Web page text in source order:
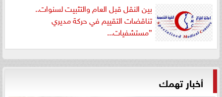
بين النقل قبل العام والتثبيت لسنوات..
تناقضات التقييم في حركة مديري
”مستشفيات...
أخبار تهمك